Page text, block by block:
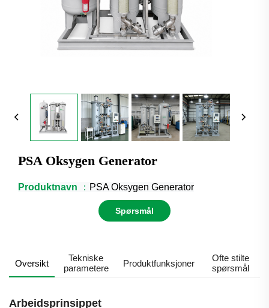
PSA Oksygen Generator
Produktnavn ： PSA Oksygen Generator
Spørsmål
Oversikt
Tekniske
parametere
Produktfunksjoner
Ofte stilte
spørsmål
Arbeidsprinsippet